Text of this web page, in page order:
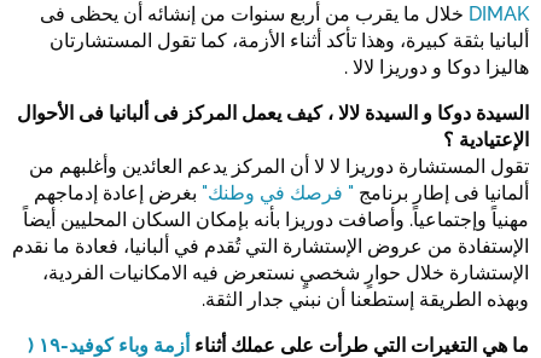
DIMAK خلال ما يقرب من أربع سنوات من إنشائه أن يحظى فى
ألبانيا بثقة كبيرة، وهذا تأكد أثناء الأزمة، كما تقول المستشارتان
هاليزا دوكا و دوريزا لالا .
السيدة دوكا و السيدة لالا ، كيف يعمل المركز فى ألبانيا فى الأحوال
الإعتيادية ؟
تقول المستشارة دوريزا لا لا أن المركز يدعم العائدين وأغلبهم من
ألمانيا فى إطار برنامج " فرصك في وطنك" بغرض إعادة إدماجهم
مهنياً وإجتماعياً. وأصافت دوريزا بأنه بإمكان السكان المحليين أيضاً
الإستفادة من عروض الإستشارة التي تُقدم في ألبانيا، فعادة ما نقدم
الإستشارة خلال حوارٍ شخصيٍ نستعرض فيه الامكانيات الفردية،
وبهذه الطريقة إستطعنا أن نبني جدار الثقة.
ما هي التغيرات التي طرأت على عملك أثناء
أزمة وباء كوفيد-١٩ (